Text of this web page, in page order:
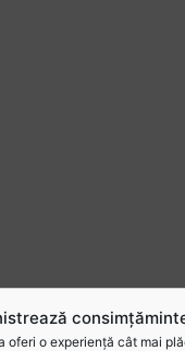
oferi o experiență cât mai